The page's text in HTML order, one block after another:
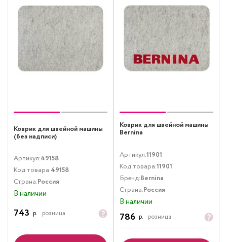
Коврик для швейной машины
(без надписи)
Артикул:49158
Код товара:49158
Страна:Россия
В наличии
743 р. розница
Коврик для швейной машины
Bernina
Артикул:11901
Код товара:11901
Бренд:Bernina
Страна:Россия
В наличии
786 р. розница